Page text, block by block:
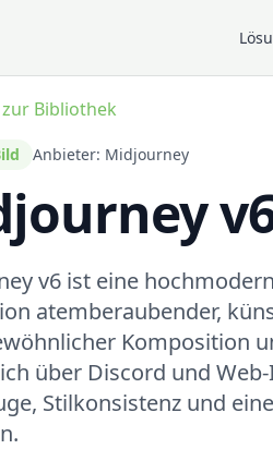
Bibliothek
Anbieter: Midjourney
v6 ist eine
atemberaubender,
Komposition
über Discord und
Stilkonsistenz und